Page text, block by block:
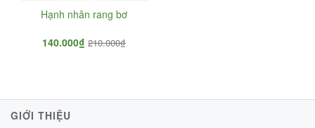
Hạnh nhân rang bơ
140.000₫ 210.000₫
GIỚI THIỆU